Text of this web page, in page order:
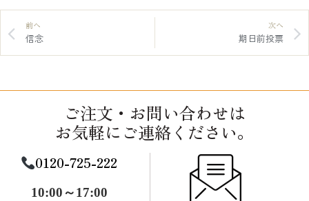
前へ
信念
次へ
期日前投票
ご注文・お問い合わせは
お気軽にご連絡ください。
0120-725-222
10:00～17:00